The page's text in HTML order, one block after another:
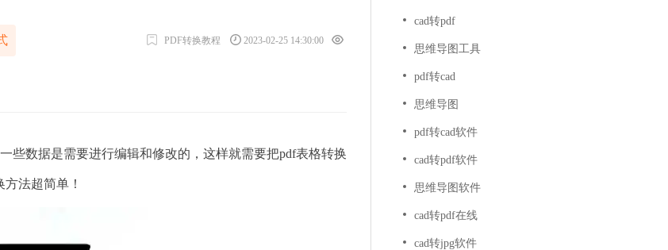
PDF转换教程 2023-02-25 14:30:00
数据是需要进行编辑和修改的，这样就需要把pdf表格转换
法超简单！
cad转pdf
思维导图工具
pdf转cad
思维导图
pdf转cad软件
cad转pdf软件
思维导图软件
cad转pdf在线
cad转jpg软件